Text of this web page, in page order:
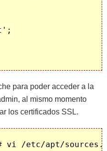
para poder acceder a la
al mismo momento
los certificados SSL.
vi /etc/apt/